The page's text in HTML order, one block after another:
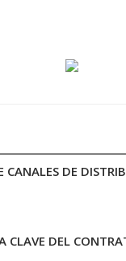
CANALES DE
CLAVE DEL